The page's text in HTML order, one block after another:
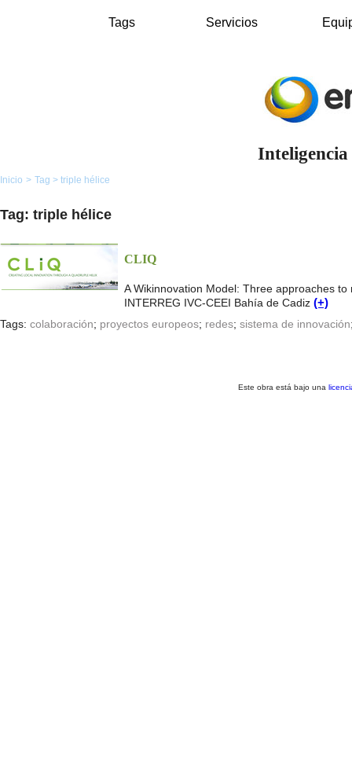
Tags Servicios
Inicio > Tag > triple hélice
Tag: triple hélice
CLIQ
A Wikinnovation Model: Three approaches
INTERREG IVC-CEEI Bahía de Cadiz (+)
Tags: colaboración; proyectos europeos; redes; sistema de innovación
Este obra está bajo una